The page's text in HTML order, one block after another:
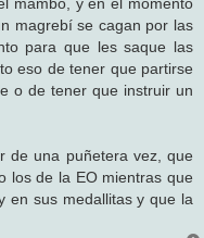
magrebí se cagan por las
para que les saque las
eso de tener que partirse
o de tener que instruir un
de una puñetera vez, que
los de la EO mientras que
en sus medallitas y que la